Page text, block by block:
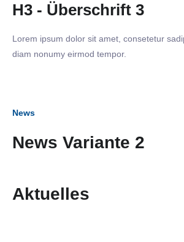
H3 - Überschrift 3
Lorem ipsum dolor sit amet, consetetur
diam nonumy eirmod tempor.
News
News Variante 2
Aktuelles